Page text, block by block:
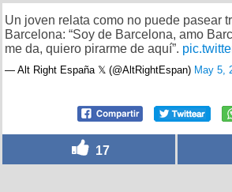
Un joven relata como no puede pasear
Barcelona: “Soy de Barcelona, amo
me da, quiero pirarme de aquí”.
— Alt Right España 𝕏 (@AltRightEspan) May 5,
17